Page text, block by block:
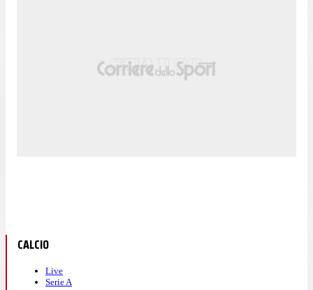
CALCIO
Live
Serie A